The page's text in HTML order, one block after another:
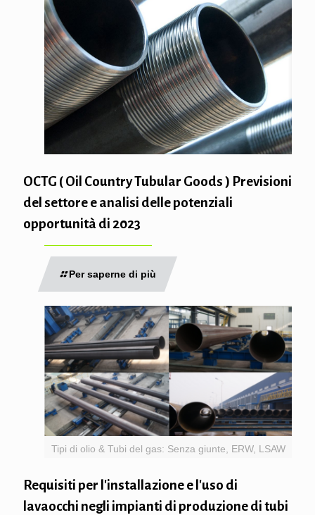
OCTG ( Oil Country Tubular Goods ) Previsioni
del settore e analisi delle potenziali
opportunità di 2023
Per saperne di più
Tipi di olio & Tubi del gas: Senza giunte, ERW, LSAW
Requisiti per l'installazione e l'uso di
lavaocchi negli impianti di produzione di tubi